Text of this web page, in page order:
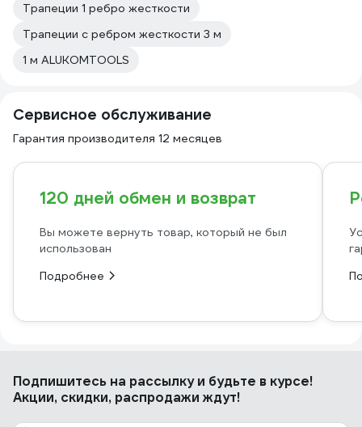
Трапеции 1 ребро жесткости
Трапеции с ребром жесткости 3 м
1 м ALUKOMTOOLS
Сервисное обслуживание
Гарантия производителя 12 месяцев
120 дней обмен и возврат
Вы можете вернуть товар, который не был
использован
Подробнее
Подпишитесь на рассылкуи будьте в курсе!
Акции, скидки, распродажи ждут!